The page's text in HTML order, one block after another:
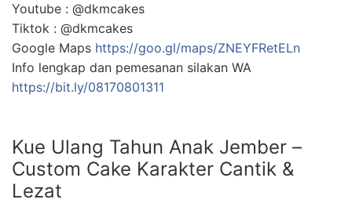
Youtube : @dkmcakes
Tiktok : @dkmcakes
Google Maps https://goo.gl/maps/ZNEYFRetELn
Info lengkap dan pemesanan silakan WA
https://bit.ly/08170801311
Kue Ulang Tahun Anak Jember –
Custom Cake Karakter Cantik &
Lezat